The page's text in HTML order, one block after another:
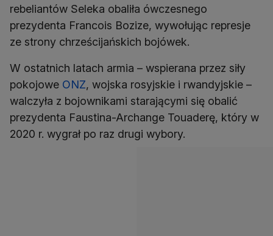
rebeliantów Seleka obaliła ówczesnego
prezydenta Francois Bozize, wywołując represje
ze strony chrześcijańskich bojówek.
W ostatnich latach armia – wspierana przez siły
pokojowe ONZ, wojska rosyjskie i rwandyjskie –
walczyła z bojownikami starającymi się obalić
prezydenta Faustina-Archange Touaderę, który w
2020 r. wygrał po raz drugi wybory.